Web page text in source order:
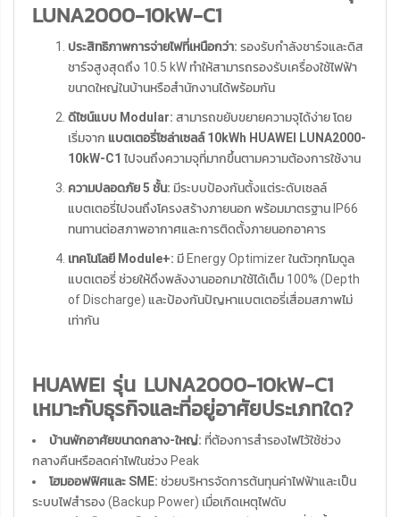
LUNA2000-10kW-C1
ประสิทธิภาพการจ่ายไฟที่เหนือกว่า: รองรับกำลังชาร์จและดิส
ชาร์จสูงสุดถึง 10.5 kW ทำให้สามารถรองรับเครื่องใช้ไฟฟ้า
ขนาดใหญ่ในบ้านหรือสำนักงานได้พร้อมกัน
ดีไซน์แบบ Modular: สามารถขยับขยายความจุได้ง่าย โดย
เริ่มจาก แบตเตอรี่โซล่าเซลล์ 10kWh HUAWEI LUNA2000-
10kW-C1 ไปจนถึงความจุที่มากขึ้นตามความต้องการใช้งาน
ความปลอดภัย 5 ชั้น: มีระบบป้องกันตั้งแต่ระดับเซลล์
แบตเตอรี่ไปจนถึงโครงสร้างภายนอก พร้อมมาตรฐาน IP66
ทนทานต่อสภาพอากาศและการติดตั้งภายนอกอาคาร
เทคโนโลยี Module+: มี Energy Optimizer ในตัวทุกโมดูล
แบตเตอรี่ ช่วยให้ดึงพลังงานออกมาใช้ได้เต็ม 100% (Depth
of Discharge) และป้องกันปัญหาแบตเตอรี่เสื่อมสภาพไม่
เท่ากัน
HUAWEI รุ่น LUNA2000-10kW-C1
เหมาะกับธุรกิจและที่อยู่อาศัยประเภทใด?
บ้านพักอาศัยขนาดกลาง-ใหญ่: ที่ต้องการสำรองไฟไว้ใช้ช่วง
กลางคืนหรือลดค่าไฟในช่วง Peak
โฮมออฟฟิศและ SME: ช่วยบริหารจัดการต้นทุนค่าไฟฟ้าและเป็น
ระบบไฟสำรอง (Backup Power) เมื่อเกิดเหตุไฟดับ